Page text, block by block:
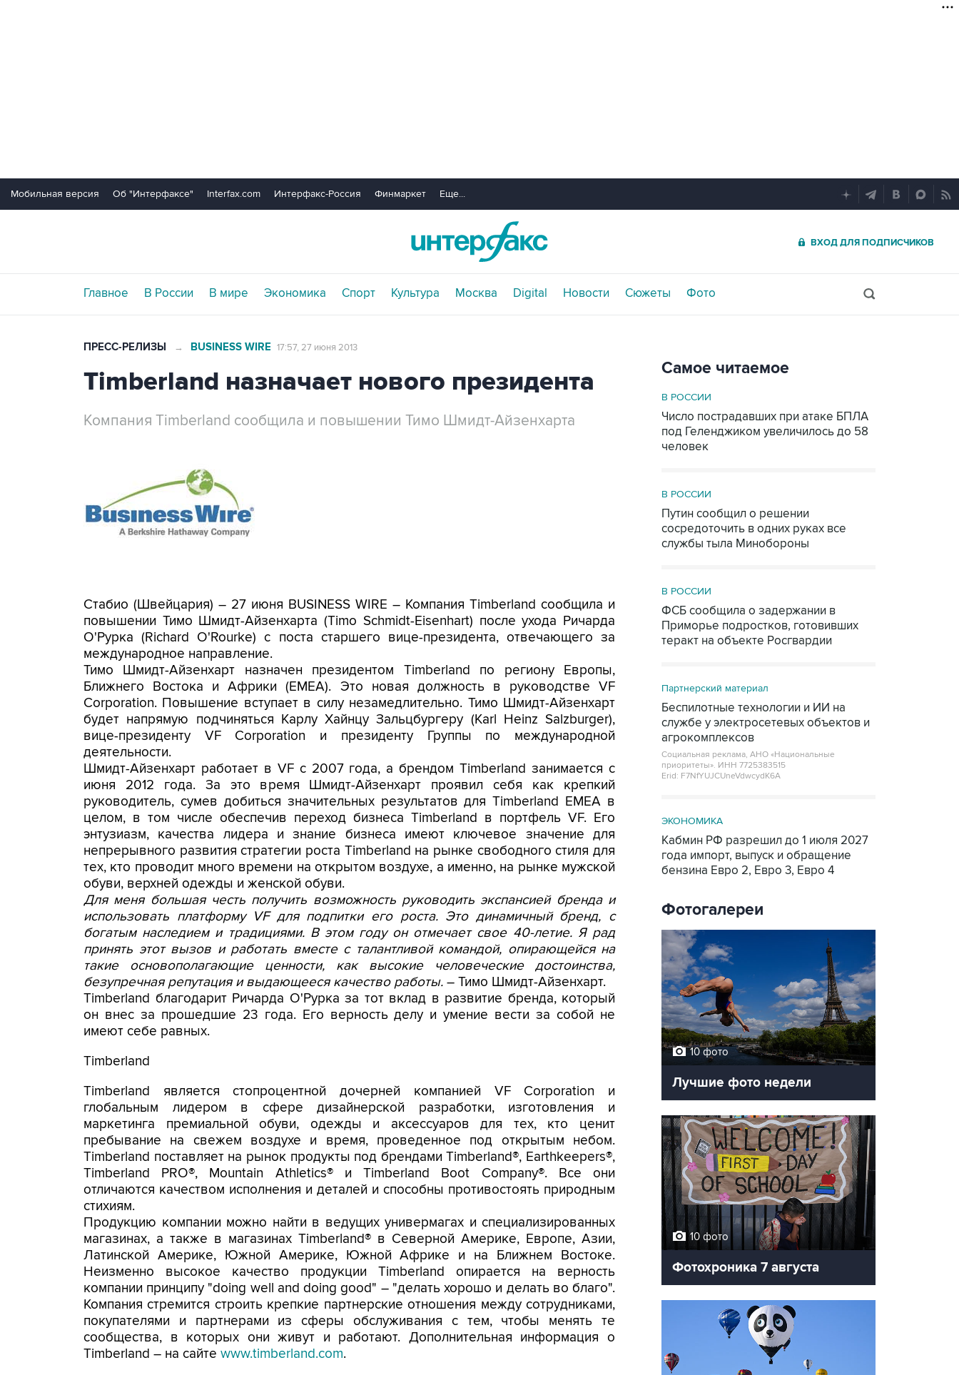
Мобильная версия Об "Интерфаксе" Interfax.com Интерфакс-Россия Финмаркет Еще...
ВХОД ДЛЯ ПОДПИСЧИКОВ
Главное В России В мире Экономика Спорт Культура Москва Digital Новости Сюжеты Фото
ПРЕСС-РЕЛИЗЫ → BUSINESS WIRE 17:57, 27 июня 2013
Timberland назначает нового президента
Компания Timberland сообщила и повышении Тимо Шмидт-Айзенхарта
Стабио (Швейцария) – 27 июня BUSINESS WIRE – Компания Timberland сообщила и
повышении Тимо Шмидт-Айзенхарта (Timo Schmidt-Eisenhart) после ухода Ричарда
О'Рурка (Richard O'Rourke) с поста старшего вице-президента, отвечающего за
международное направление.
Тимо Шмидт-Айзенхарт назначен президентом Timberland по региону Европы,
Ближнего Востока и Африки (EMEA). Это новая должность в руководстве VF
Corporation. Повышение вступает в силу незамедлительно. Тимо Шмидт-Айзенхарт
будет напрямую подчиняться Карлу Хайнцу Зальцбургеру (Karl Heinz Salzburger),
вице-президенту VF Corporation и президенту Группы по международной
деятельности.
Шмидт-Айзенхарт работает в VF с 2007 года, а брендом Timberland занимается с
июня 2012 года. За это время Шмидт-Айзенхарт проявил себя как крепкий
руководитель, сумев добиться значительных результатов для Timberland EMEA в
целом, в том числе обеспечив переход бизнеса Timberland в портфель VF. Его
энтузиазм, качества лидера и знание бизнеса имеют ключевое значение для
непрерывного развития стратегии роста Timberland на рынке свободного стиля для
тех, кто проводит много времени на открытом воздухе, а именно, на рынке мужской
обуви, верхней одежды и женской обуви.
Для меня большая честь получить возможность руководить экспансией бренда и
использовать платформу VF для подпитки его роста. Это динамичный бренд, с
богатым наследием и традициями. В этом году он отмечает свое 40-летие. Я рад
принять этот вызов и работать вместе с талантливой командой, опирающейся на
такие основополагающие ценности, как высокие человеческие достоинства,
безупречная репутация и выдающееся качество работы. – Тимо Шмидт-Айзенхарт.
Timberland благодарит Ричарда О'Рурка за тот вклад в развитие бренда, который
он внес за прошедшие 23 года. Его верность делу и умение вести за собой не
имеют себе равных.
Timberland
Timberland является стопроцентной дочерней компанией VF Corporation и
глобальным лидером в сфере дизайнерской разработки, изготовления и
маркетинга премиальной обуви, одежды и аксессуаров для тех, кто ценит
пребывание на свежем воздухе и время, проведенное под открытым небом.
Timberland поставляет на рынок продукты под брендами Timberland®, Earthkeepers®,
Timberland PRO®, Mountain Athletics® и Timberland Boot Company®. Все они
отличаются качеством исполнения и деталей и способны противостоять природным
стихиям.
Продукцию компании можно найти в ведущих универмагах и специализированных
магазинах, а также в магазинах Timberland® в Северной Америке, Европе, Азии,
Латинской Америке, Южной Америке, Южной Африке и на Ближнем Востоке.
Неизменно высокое качество продукции Timberland опирается на верность
компании принципу "doing well and doing good" – "делать хорошо и делать во благо".
Компания стремится строить крепкие партнерские отношения между сотрудниками,
покупателями и партнерами из сферы обслуживания с тем, чтобы менять те
сообщества, в которых они живут и работают. Дополнительная информация о
Timberland – на сайте www.timberland.com.
Самое читаемое
В РОССИИ
Число пострадавших при атаке БПЛА
под Геленджиком увеличилось до 58
человек
В РОССИИ
Путин сообщил о решении
сосредоточить в одних руках все
службы тыла Минобороны
В РОССИИ
ФСБ сообщила о задержании в
Приморье подростков, готовивших
теракт на объекте Росгвардии
Партнерский материал
Беспилотные технологии и ИИ на
службе у электросетевых объектов и
агрокомплексов
Социальная реклама, АНО «Национальные
приоритеты». ИНН 7725383515
Erid: F7NfYUJCUneVdwcydK6A
ЭКОНОМИКА
Кабмин РФ разрешил до 1 июля 2027
года импорт, выпуск и обращение
бензина Евро 2, Евро 3, Евро 4
Фотогалереи
10 фото
Лучшие фото недели
10 фото
Фотохроника 7 августа